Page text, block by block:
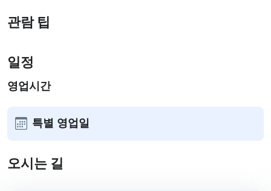
관람 팁
일정
영업시간
특별 영업일
오시는 길